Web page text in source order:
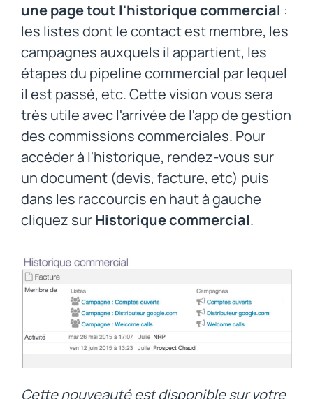
une page tout l'historique commercial :
les listes dont le contact est membre, les
campagnes auxquels il appartient, les
étapes du pipeline commercial par lequel
il est passé, etc. Cette vision vous sera
très utile avec l'arrivée de l'app de gestion
des commissions commerciales. Pour
accéder à l'historique, rendez-vous sur
un document (devis, facture, etc) puis
dans les raccourcis en haut à gauche
cliquez surHistorique commercial.
Cette nouveauté est disponible sur votre